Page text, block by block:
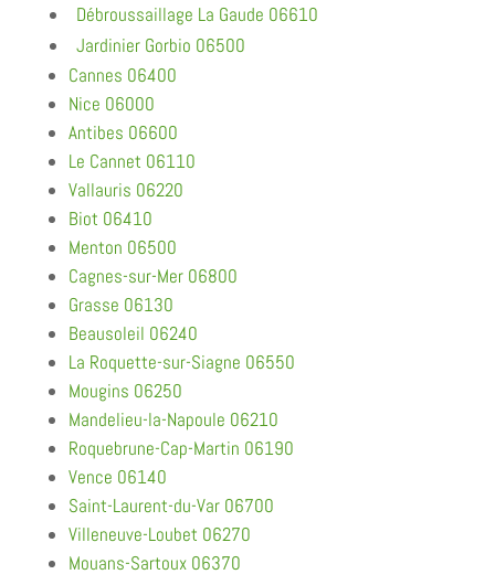
Débroussaillage La Gaude 06610
Jardinier Gorbio 06500
Cannes 06400
Nice 06000
Antibes 06600
Le Cannet 06110
Vallauris 06220
Biot 06410
Menton 06500
Cagnes-sur-Mer 06800
Grasse 06130
Beausoleil 06240
La Roquette-sur-Siagne 06550
Mougins 06250
Mandelieu-la-Napoule 06210
Roquebrune-Cap-Martin 06190
Vence 06140
Saint-Laurent-du-Var 06700
Villeneuve-Loubet 06270
Mouans-Sartoux 06370